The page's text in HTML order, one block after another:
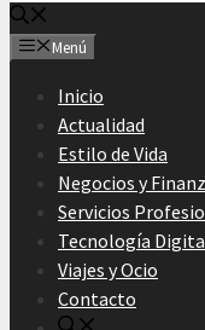
Menú
Inicio
Actualidad
Estilo de Vida
Negocios y
Servicios
Tecnología
Viajes y Ocio
Contacto